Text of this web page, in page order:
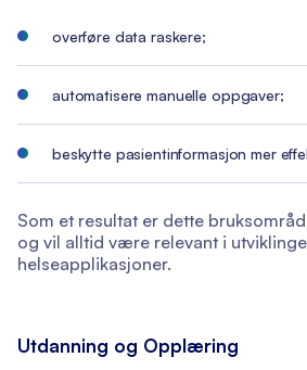
overføre data raskere;
automatisere manuelle oppgaver;
beskytte pasientinformasjon mer
Som et resultat er dette
og vil alltid være relevant i
helseapplikasjoner.
Utdanning og Opplæring